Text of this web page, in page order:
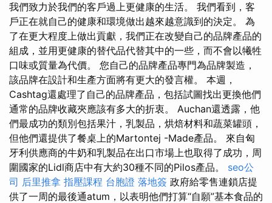
我們致力於我們的客戶過上更健康的生活。 我們看到，客
戶正在就自己的健康和環境做出越來越意識到的決定。 為
了在更大程度上做出貢獻，我們正在改變自己的品牌產品的
組成，並用更健康的替代品代替其中的一些，而不會以犧牲
口味或質量為代價。 您自己的品牌產品專門為品牌製造，
該品牌在設計和生產方面將有更大的發言權。 本週，
Cashtag還處理了自己的品牌產品，包括試圖找出更換他們
通常的品牌收藏夾應該有多大的折衷。 Auchan還透露，他
們最成功的類別包括果汁，乳製品，烘焙材料和蔬菜罐頭，
但他們還提供了餐桌上的Martontej -Made產品。 來自匈
牙利供應商的牛奶和乳製品在出口市場上也取得了成功，周
圍國家的Lidl商店中有大約30種不同的Pilos產品。 seo公
司 后里推拿 指壓課程 台胞證 落地簽 政府給零售連鎖店提
供了一周的最後通atum，以表明他們打算“自願”基本食品的